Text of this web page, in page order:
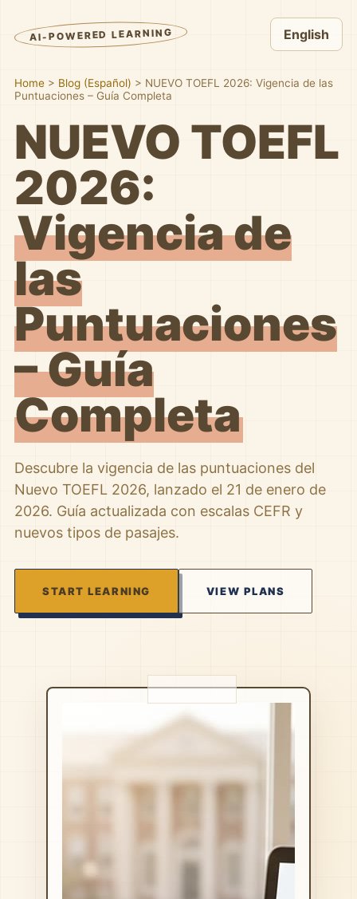
AI-POWERED LEARNING English
Home > Blog (Español) > NUEVO TOEFL 2026: Vigencia de las
Puntuaciones – Guía Completa
NUEVO TOEFL
2026:
Vigencia de
las
Puntuaciones
– Guía
Completa
Descubre la vigencia de las puntuaciones del
Nuevo TOEFL 2026, lanzado el 21 de enero de
2026. Guía actualizada con escalas CEFR y
nuevos tipos de pasajes.
START LEARNING VIEW PLANS